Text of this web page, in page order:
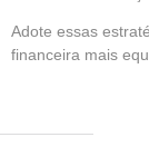
Adote essas
financeira mais